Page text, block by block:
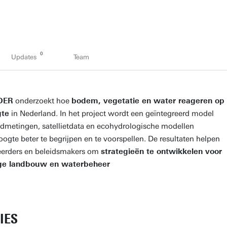
Updates 0 Team
onderzoekt hoe bodem, vegetatie en water reageren op
in Nederland. In het project wordt een geïntegreerd model
satellietdata en ecohydrologische modellen
beter te begrijpen en te voorspellen. De resultaten helpen
en beleidsmakers om strategieën te ontwikkelen voor
landbouw en waterbeheer